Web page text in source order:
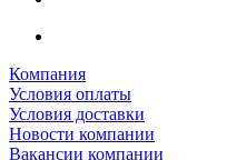
Компания
Условия оплаты
Условия доставки
Новости компании
Вакансии компании